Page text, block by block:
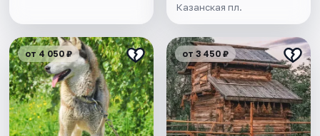
Казанская пл.
от 4 050 ₽ от 3 450 ₽